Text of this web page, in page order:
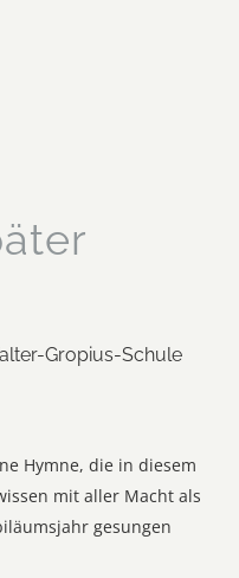
Gropius-Schule
Hymne, die in diesem
mit aller Macht als
gesungen